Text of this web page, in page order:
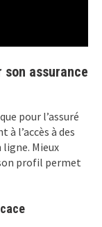
assurance
pour l’assuré
l’accès à des
Mieux
profil permet